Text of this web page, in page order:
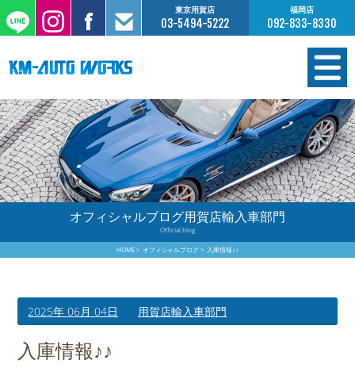
東京用賀店
03-5494-5222
福岡店
092-833-8330
在庫情報
オーダー販売
工場サービス
保証について
買取査定のご案内
オフィシャルブログ用賀店輸入車部門
Official blog
HOME オフィシャルブログ 入庫情報♪♪
2025年 06月 04日 用賀店輸入車部門
入庫情報♪♪